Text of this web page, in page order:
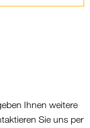
Ihnen weitere
Sie uns per